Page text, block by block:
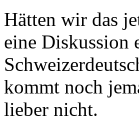
Hätten wir das
eine Diskussion
kommt noch
lieber nicht.